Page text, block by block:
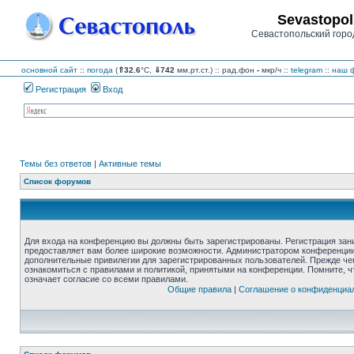
Севастопольский
основной сайт :: погода (⇑32.6°C, ⇓742 мм.рт.ст.) :: рад.фон - мкр/ч :: telegram :: наш
Регистрация Вход
Темы без ответов | Активные темы
Список форумов
Для входа на конференцию вы должны быть зарегистрированы. Регистрация
предоставляет вам более широкие возможности. Администратором
дополнительные привилегии для зарегистрированных пользователей. Прежде
ознакомиться с правилами и политикой, принятыми на конференции. Помните,
означает согласие со всеми правилами.
Общие правила| Соглашение о